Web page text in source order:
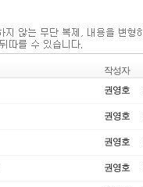
작성자
권영호
권영호
권영호
권영호